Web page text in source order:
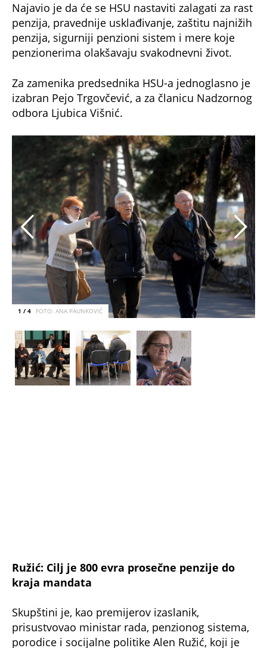
Najavio je da će se HSU nastaviti zalagati za rast
penzija, pravednije usklađivanje, zaštitu najnižih
penzija, sigurniji penzioni sistem i mere koje
penzionerima olakšavaju svakodnevni život.
Za zamenika predsednika HSU-a jednoglasno je
izabran Pejo Trgovčević, a za članicu Nadzornog
odbora Ljubica Višnić.
1 / 4 FOTO: ANA PAUNKOVIĆ
Ružić: Cilj je 800 evra prosečne penzije do
kraja mandata
Skupštini je, kao premijerov izaslanik,
prisustvovao ministar rada, penzionog sistema,
porodice i socijalne politike Alen Ružić, koji je